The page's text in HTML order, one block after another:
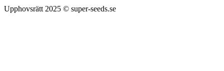
Upphovsrätt 2025 © super-seeds.se